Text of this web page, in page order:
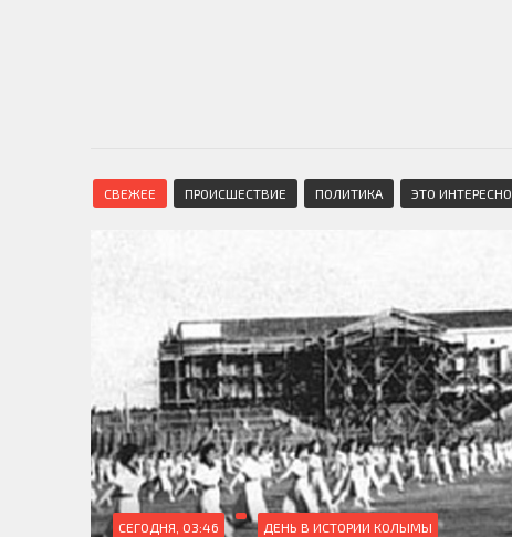
СВЕЖЕЕ ПРОИСШЕСТВИЕ ПОЛИТИКА ЭТО ИНТЕРЕСНО
СЕГОДНЯ, 03:46 ДЕНЬ В ИСТОРИИ КОЛЫМЫ